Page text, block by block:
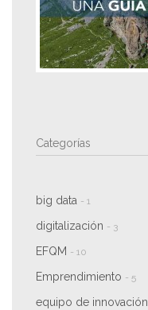
Categorías
big data - 1
digitalización - 3
EFQM - 10
Emprendimiento - 5
equipo de innovación